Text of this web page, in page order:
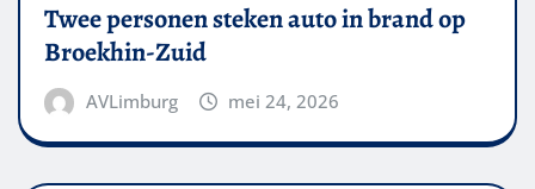
Twee personen steken auto in brand op
Broekhin-Zuid
AVLimburg mei 24, 2026